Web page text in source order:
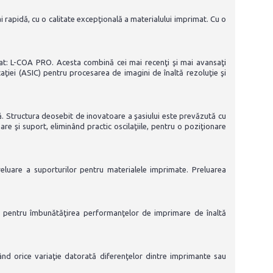
rapidă, cu o calitate excepţională a materialului imprimat. Cu o
L-COA PRO. Acesta combină cei mai recenţi şi mai avansaţi
(ASIC) pentru procesarea de imagini de înaltă rezoluţie şi
Structura deosebit de inovatoare a şasiului este prevăzută cu
şi suport, eliminând practic oscilaţiile, pentru o poziţionare
a suporturilor pentru materialele imprimate. Preluarea
pentru îmbunătăţirea performanţelor de imprimare de înaltă
orice variaţie datorată diferenţelor dintre imprimante sau